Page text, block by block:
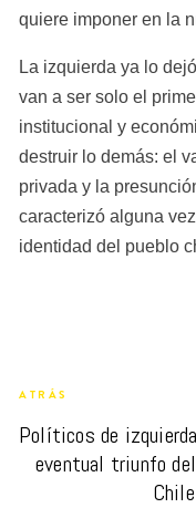
quiere imponer en la
La izquierda ya lo
van a ser solo el
institucional y
destruir lo demás: el
privada y la
caracterizó alguna
identidad del pueblo
ATRÁS
Políticos de
eventual triunfo